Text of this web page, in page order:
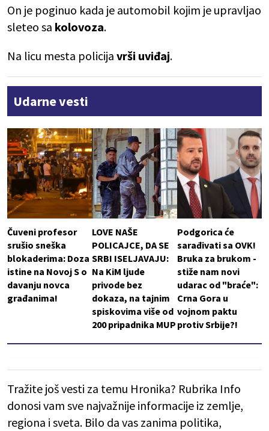
On je poginuo kada je automobil kojim je upravljao
sleteo sa kolovoza.
Na licu mesta policija vrši uviđaj.
Udarne vesti
Čuveni profesor
srušio sneška
blokaderima: Doza
istine na Novoj S o
davanju novca
građanima!
LOVE NAŠE
POLICAJCE, DA SE
SRBI ISELJAVAJU:
Na KiM ljude
privode bez
dokaza, na tajnim
spiskovima više od
200 pripadnika MUP
Podgorica će
sarađivati sa OVK!
Bruka za brukom -
stiže nam novi
udarac od "braće":
Crna Gora u
vojnom paktu
protiv Srbije?!
Tražite još vesti za temu Hronika? Rubrika Info
donosi vam sve najvažnije informacije iz zemlje,
regiona i sveta. Bilo da vas zanima politika,